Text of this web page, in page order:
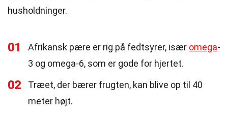
husholdninger.
01 Afrikansk pære er rig på fedtsyrer, især omega-
3 og omega-6, som er gode for hjertet.
02
Træet, der bærer frugten, kan blive op til 40
meter højt.